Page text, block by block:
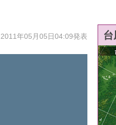
2011年05月05日04:09発表